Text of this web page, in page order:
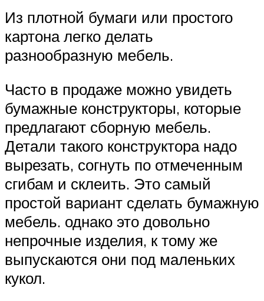
Из плотной бумаги или простого
картона легко делать
разнообразную мебель.
Часто в продаже можно увидеть
бумажные конструкторы, которые
предлагают сборную мебель.
Детали такого конструктора надо
вырезать, согнуть по отмеченным
сгибам и склеить. Это самый
простой вариант сделать бумажную
мебель. однако это довольно
непрочные изделия, к тому же
выпускаются они под маленьких
кукол.